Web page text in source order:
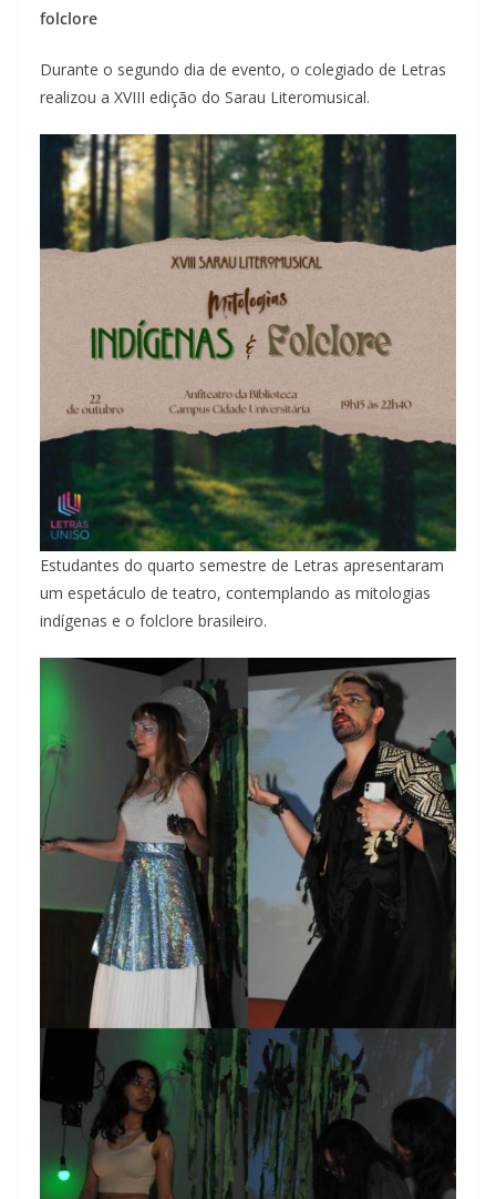
folclore
Durante o segundo dia de evento, o colegiado de Letras
realizou a XVIII edição do Sarau Literomusical.
Estudantes do quarto semestre de Letras apresentaram
um espetáculo de teatro, contemplando as mitologias
indígenas e o folclore brasileiro.